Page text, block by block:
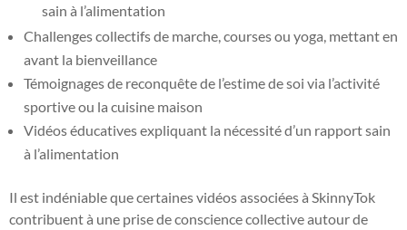
sain à l’alimentation
Challenges collectifs de marche, courses ou yoga, mettant en
avant la bienveillance
Témoignages de reconquête de l’estime de soi via l’activité
sportive ou la cuisine maison
Vidéos éducatives expliquant la nécessité d’un rapport sain
à l’alimentation
Il est indéniable que certaines vidéos associées à SkinnyTok
contribuent à une prise de conscience collective autour de